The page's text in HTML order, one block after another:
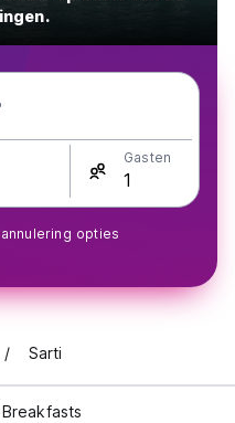
Gasten
opties
Sarti